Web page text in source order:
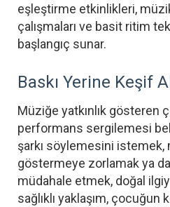
eşleştirme etkinlikleri,
çalışmaları ve basit ritim
başlangıç sunar.
Baskı Yerine Keşif
Müziğe yatkınlık gösteren
performans sergilemesi
şarkı söylemesini istemek,
göstermeye zorlamak ya da
müdahale etmek, doğal
sağlıklı yaklaşım, çocuğun